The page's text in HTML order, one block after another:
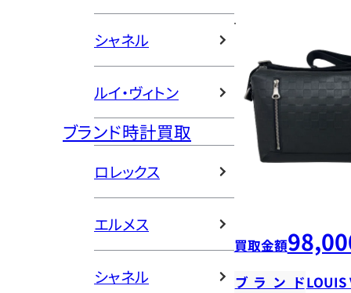
シャネル
ルイ・ヴィトン
ブランド時計買取
ロレックス
エルメス
シャネル
買取金額
ブランドLOUIS